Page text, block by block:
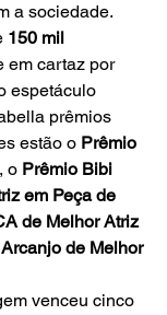
a sociedade.
150 mil
em cartaz por
espetáculo
prêmios
estão o Prêmio
, o Prêmio Bibi
em Peça de
de Melhor Atriz
de Melhor
venceu cinco